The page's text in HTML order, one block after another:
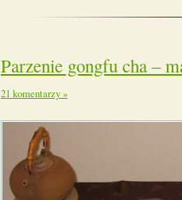
Parzenie gongfu cha –
21 komentarzy »